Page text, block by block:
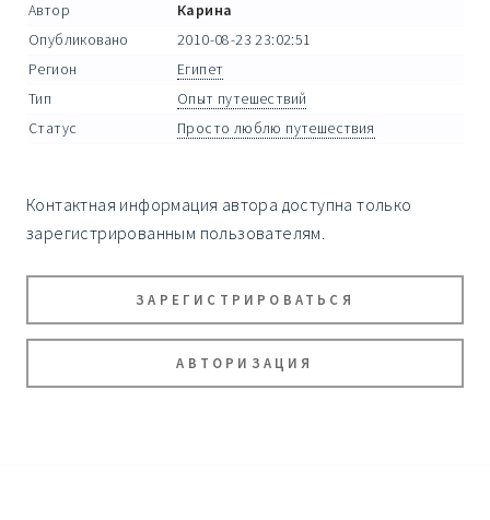
Автор
Карина
Опубликовано
2010-08-23 23:02:51
Регион
Египет
Тип
Опыт путешествий
Статус
Просто люблю путешествия
Контактная информация автора доступна только
зарегистрированным пользователям.
ЗАРЕГИСТРИРОВАТЬСЯ
АВТОРИЗАЦИЯ